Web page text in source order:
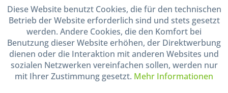
Service Hotline
Shop Service
Informationen
Handel mit BIO-Weinen
Diese Website benutzt Cookies, die für den technischen
Betrieb der Website erforderlich sind und stets gesetzt
werden. Andere Cookies, die den Komfort bei
Benutzung dieser Website erhöhen, der Direktwerbung
dienen oder die Interaktion mit anderen Websites und
sozialen Netzwerken vereinfachen sollen, werden nur
mit Ihrer Zustimmung gesetzt. Mehr Informationen